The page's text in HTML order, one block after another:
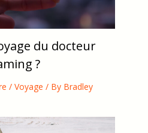
du docteur
?
/ Voyage / By Bradley